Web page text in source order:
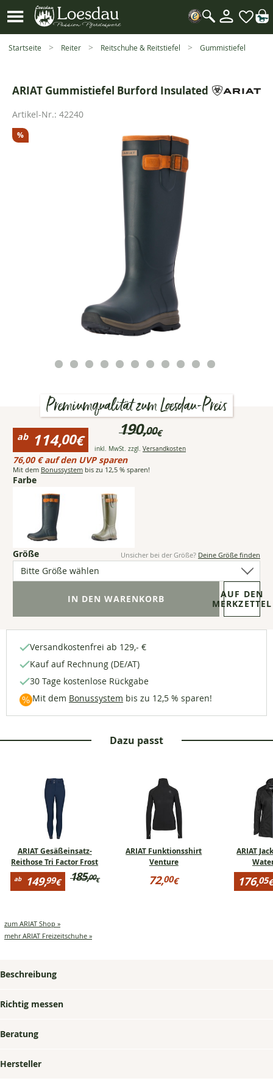
Mein
Startseite Reiter Reitschuhe & Reitstiefel Gummistiefel
ARIAT Gummistiefel Burford Insulated
Artikel-Nr.: 42240
%
Premiumqualität zum Loesdau-Preis
für
ARIAT
Gummistiefel
Burford
Insulated
ab 114,00€
Reduzierter
Preis:
ab
114,00
190,00€
Ursprünglicher
Preis:bisher
190,00
inkl. MwSt. zzgl. VersandkostenÖffnet Popup mit
76,00 € auf den UVP sparen
Mit dem Bonussystem bis zu 12,5 % sparen!
Farbe
Unsicher bei der Größe? Deine Größe finden
Größe(6
Optionen
verfügbar)
AUF DEN
MERKZETTEL
Versandkostenfrei ab 129,- €
Kauf auf Rechnung (DE/AT)
30 Tage kostenlose Rückgabe
Mit dem Bonussystem bis zu 12,5 % sparen!
Dazu passt
ARIAT Gesäßeinsatz-
Reithose Tri Factor Frost
Preisinformationen
für
ARIAT
Tri
Factor
Frost
ab 149,99€
Reduzierter
149,99
€
185,00€
ARIAT Funktionsshirt
Venture
Preisinformationen
für
72,00€
ARIAT
für
ARIAT
176,05€
zum ARIAT Shop »
mehr ARIAT Freizeitschuhe »
Beschreibung
Richtig messen
Beratung
Hersteller